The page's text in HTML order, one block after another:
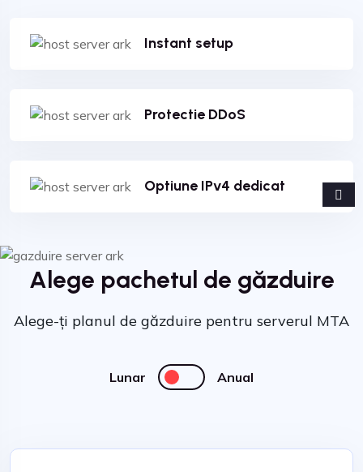
Instant setup
Protectie DDoS
Optiune IPv4 dedicat
Alege pachetul de găzduire
Alege-ți planul de găzduire pentru serverul MTA
Lunar Anual